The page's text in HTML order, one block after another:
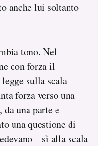
anche lui soltanto
tono. Nel
con forza il
sulla scala
forza verso una
una parte e
una questione di
– sì alla scala